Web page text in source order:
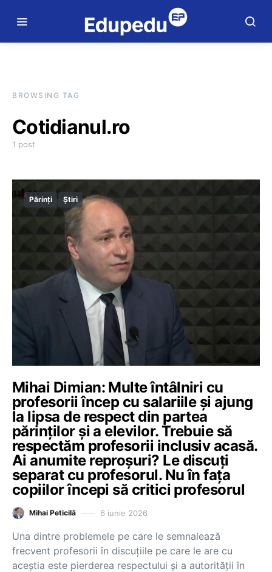
BROWSING TAG
Cotidianul.ro
1 post
Părinți Știri
Mihai Dimian: Multe întâlniri cu
profesorii încep cu salariile și ajung
la lipsa de respect din partea
părinților și a elevilor. Trebuie să
respectăm profesorii inclusiv acasă.
Ai anumite reproșuri? Le discuți
separat cu profesorul. Nu în fața
copiilor începi să critici profesorul
Mihai Peticilă 6 iunie 2026
Una dintre problemele pe care le semnalează
frecvent profesorii în discuțiile pe care le are cu
aceștia este pierderea respectului și a autorității în